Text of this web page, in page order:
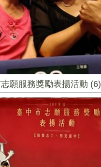
願服務獎勵表揚活動 (6)